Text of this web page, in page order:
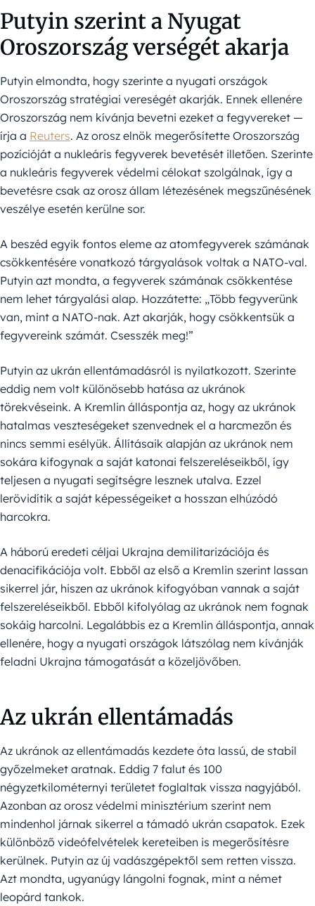
Putyin szerint a Nyugat
Oroszország verségét akarja
Putyin elmondta, hogy szerinte a nyugati országok
Oroszország stratégiai vereségét akarják. Ennek ellenére
Oroszország nem kívánja bevetni ezeket a fegyvereket —
írja a Reuters. Az orosz elnök megerősítette Oroszország
pozícióját a nukleáris fegyverek bevetését illetően. Szerinte
a nukleáris fegyverek védelmi célokat szolgálnak, így a
bevetésre csak az orosz állam létezésének megszűnésének
veszélye esetén kerülne sor.
A beszéd egyik fontos eleme az atomfegyverek számának
csökkentésére vonatkozó tárgyalások voltak a NATO-val.
Putyin azt mondta, a fegyverek számának csökkentése
nem lehet tárgyalási alap. Hozzátette: „Több fegyverünk
van, mint a NATO-nak. Azt akarják, hogy csökkentsük a
fegyvereink számát. Csesszék meg!”
Putyin az ukrán ellentámadásról is nyilatkozott. Szerinte
eddig nem volt különösebb hatása az ukránok
törekvéseink. A Kremlin álláspontja az, hogy az ukránok
hatalmas veszteségeket szenvednek el a harcmezőn és
nincs semmi esélyük. Állításaik alapján az ukránok nem
sokára kifogynak a saját katonai felszereléseikből, így
teljesen a nyugati segítségre lesznek utalva. Ezzel
lerövidítik a saját képességeiket a hosszan elhúzódó
harcokra.
A háború eredeti céljai Ukrajna demilitarizációja és
denacifikációja volt. Ebből az első a Kremlin szerint lassan
sikerrel jár, hiszen az ukránok kifogyóban vannak a saját
felszereléseikből. Ebből kifolyólag az ukránok nem fognak
sokáig harcolni. Legalábbis ez a Kremlin álláspontja, annak
ellenére, hogy a nyugati országok látszólag nem kívánják
feladni Ukrajna támogatását a közeljövőben.
Az ukrán ellentámadás
Az ukránok az ellentámadás kezdete óta lassú, de stabil
győzelmeket aratnak. Eddig 7 falut és 100
négyzetkilométernyi területet foglaltak vissza nagyjából.
Azonban az orosz védelmi minisztérium szerint nem
mindenhol járnak sikerrel a támadó ukrán csapatok. Ezek
különböző videófelvételek kereteiben is megerősítésre
kerülnek. Putyin az új vadászgépektől sem retten vissza.
Azt mondta, ugyanúgy lángolni fognak, mint a német
leopárd tankok.